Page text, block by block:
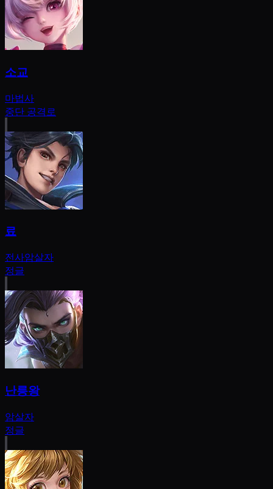
소교
마법사
중단 공격로
료
전사암살자
정글
난릉왕
암살자
정글